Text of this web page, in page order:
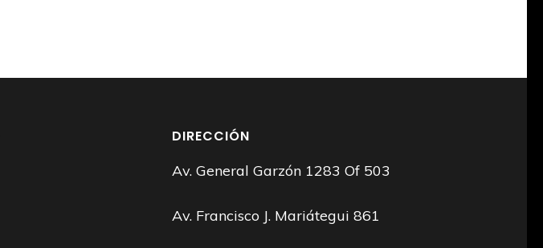
DIRECCIÓN
Av. General Garzón 1283 Of 503
Av. Francisco J. Mariátegui 861